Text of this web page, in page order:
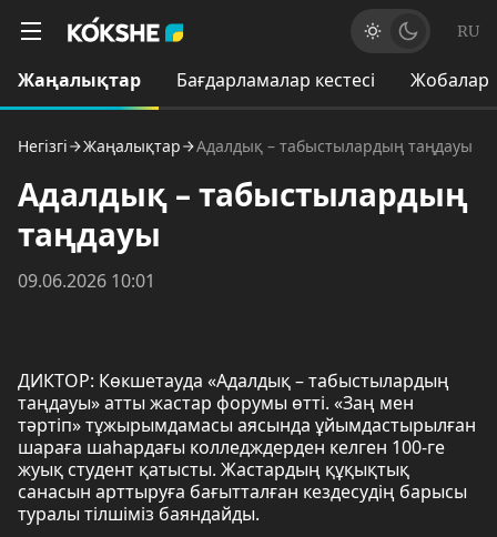
RU
Жаңалықтар Бағдарламалар кестесі Жобалар
Негізгі Жаңалықтар Адалдық – табыстылардың таңдауы
Адалдық – табыстылардың
таңдауы
09.06.2026 10:01
ДИКТОР: Көкшетауда «Адалдық – табыстылардың
таңдауы» атты жастар форумы өтті. «Заң мен
тәртіп» тұжырымдамасы аясында ұйымдастырылған
шараға шаһардағы колледждерден келген 100-ге
жуық студент қатысты. Жастардың құқықтық
санасын арттыруға бағытталған кездесудің барысы
туралы тілшіміз баяндайды.